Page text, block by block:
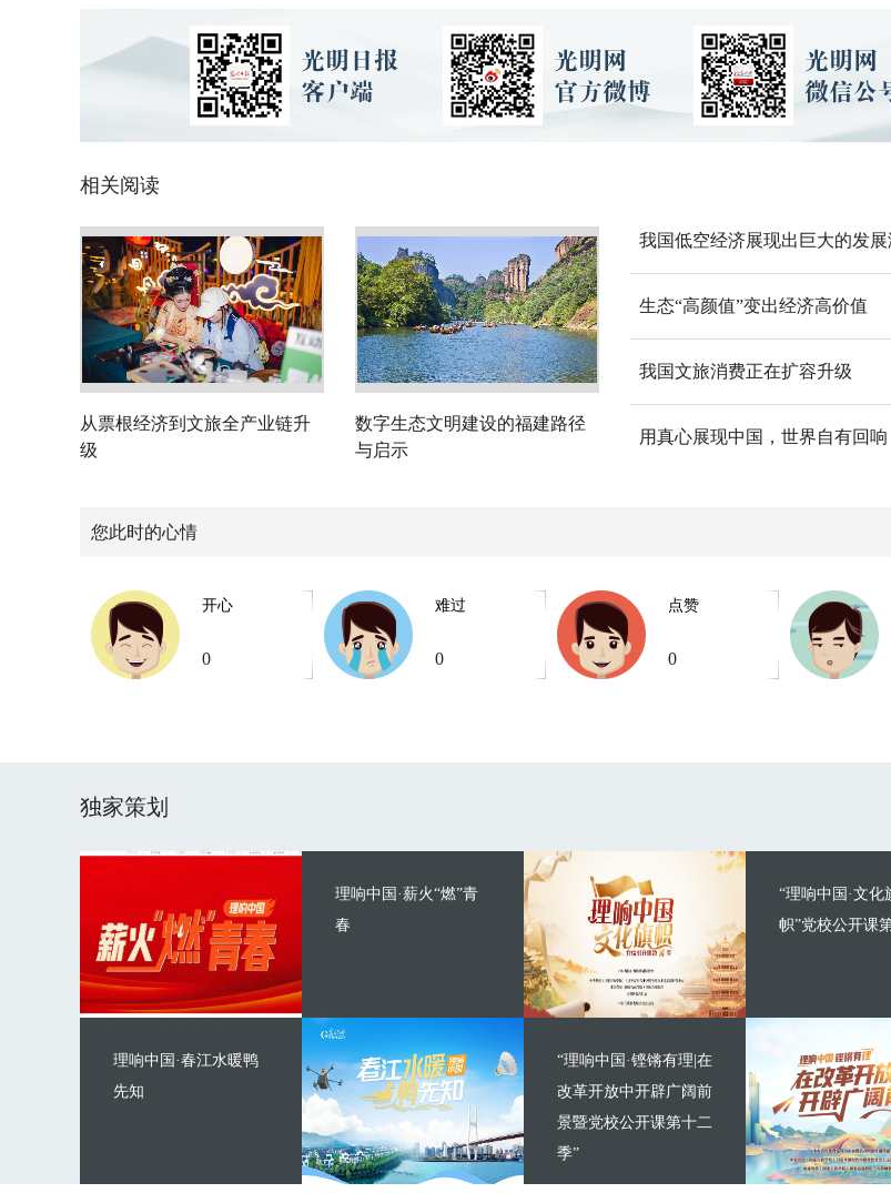
相关阅读
从票根经济到文旅全产业链升
级
数字生态文明建设的福建路径
与启示
我国低空经济展现出巨大的发展
生态“高颜值”变出经济高价值
我国文旅消费正在扩容升级
用真心展现中国，世界自有回响
您此时的心情
开心
0
难过
0
点赞
0
独家策划
理响中国·薪火“燃”青
春
理响中国·春江水暖鸭
先知
“理响中国·文化
帜”党校公开课
“理响中国·铿锵有理|在
改革开放中开辟广阔前
景暨党校公开课第十二
季”